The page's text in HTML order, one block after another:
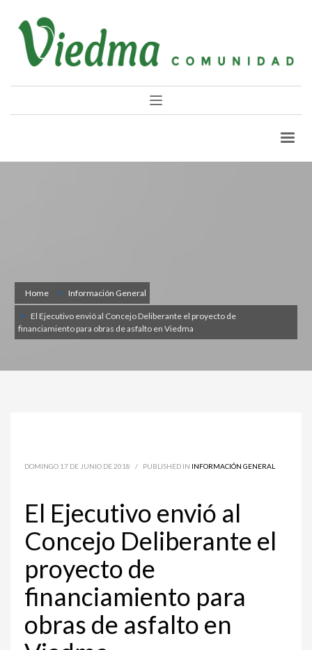
Home Información General
El Ejecutivo envió al Concejo Deliberante el proyecto de
financiamiento para obras de asfalto en Viedma
DOMINGO 17 DE JUNIO DE 2018 / PUBLISHED IN INFORMACIÓN GENERAL
El Ejecutivo envió al
Concejo Deliberante el
proyecto de
financiamiento para
obras de asfalto en